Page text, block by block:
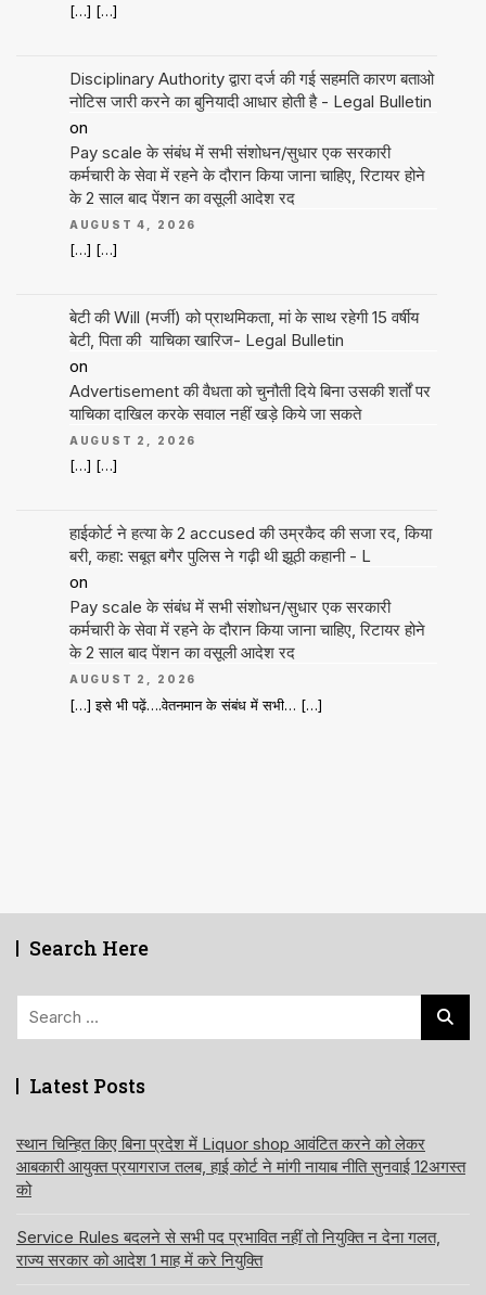
[…] […]
Disciplinary Authority द्वारा दर्ज की गई सहमति कारण बताओ
नोटिस जारी करने का बुनियादी आधार होती है - Legal Bulletin
on
Pay scale के संबंध में सभी संशोधन/सुधार एक सरकारी
कर्मचारी के सेवा में रहने के दौरान किया जाना चाहिए, रिटायर होने
के 2 साल बाद पेंशन का वसूली आदेश रद
AUGUST 4, 2026
[…] […]
बेटी की Will (मर्जी) को प्राथमिकता, मां के साथ रहेगी 15 वर्षीय
बेटी, पिता की याचिका खारिज- Legal Bulletin
on
Advertisement की वैधता को चुनौती दिये बिना उसकी शर्तों पर
याचिका दाखिल करके सवाल नहीं खड़े किये जा सकते
AUGUST 2, 2026
[…] […]
हाईकोर्ट ने हत्या के 2 accused की उम्रकैद की सजा रद, किया
बरी, कहा: सबूत बगैर पुलिस ने गढ़ी थी झूठी कहानी - L
on
Pay scale के संबंध में सभी संशोधन/सुधार एक सरकारी
कर्मचारी के सेवा में रहने के दौरान किया जाना चाहिए, रिटायर होने
के 2 साल बाद पेंशन का वसूली आदेश रद
AUGUST 2, 2026
[…] इसे भी पढ़ें….वेतनमान के संबंध में सभी… […]
Search Here
Latest Posts
स्थान चिन्हित किए बिना प्रदेश में Liquor shop आवंटित करने को लेकर
आबकारी आयुक्त प्रयागराज तलब, हाई कोर्ट ने मांगी नायाब नीति सुनवाई 12अगस्त
को
Service Rules बदलने से सभी पद प्रभावित नहीं तो नियुक्ति न देना गलत,
राज्य सरकार को आदेश 1 माह में करे नियुक्ति